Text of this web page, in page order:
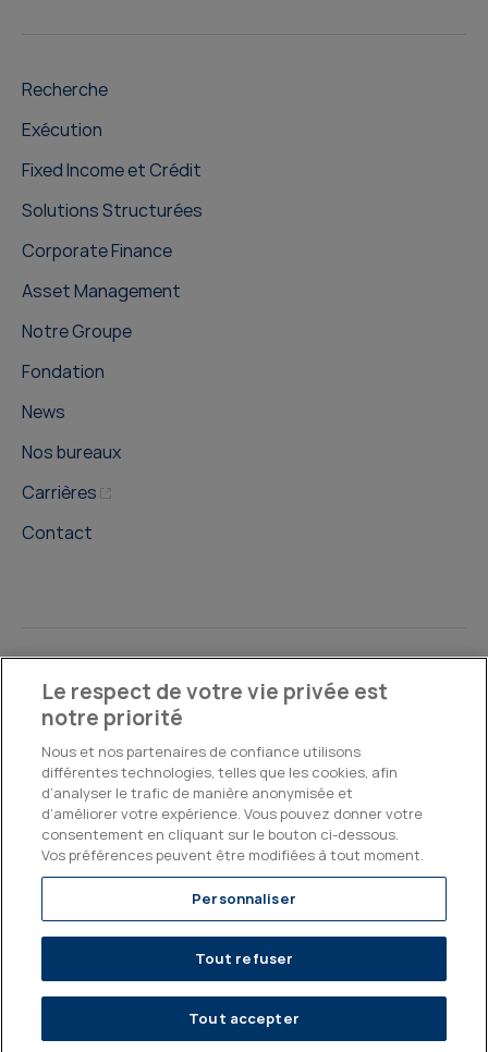
Recherche
Exécution
Fixed Income et Crédit
Solutions Structurées
Corporate Finance
Asset Management
Notre Groupe
Fondation
News
Nos bureaux
Carrières
Contact
©2026, Kepler Cheuvreux
Legal & Compliance
Le respect de votre vie privée est
notre priorité
Nous et nos partenaires de confiance utilisons
différentes technologies, telles que les cookies, afin
d’analyser le trafic de manière anonymisée et
d’améliorer votre expérience. Vous pouvez donner votre
consentement en cliquant sur le bouton ci-dessous.
Vos préférences peuvent être modifiées à tout moment.
Personnaliser
Tout refuser
Tout accepter